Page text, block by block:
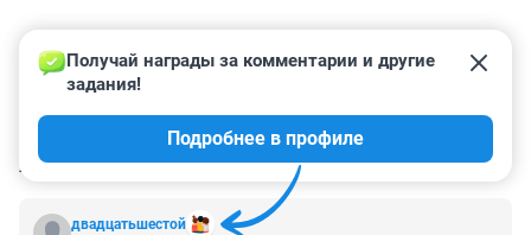
КОММЕНТАРИИ 2
двадцатьшестой
Получай награды за комментарии и другие
задания!
Подробнее в профиле